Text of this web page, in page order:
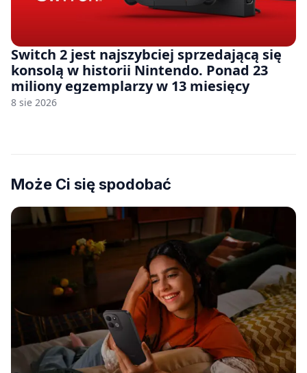
Switch 2 jest najszybciej sprzedającą się
konsolą w historii Nintendo. Ponad 23
miliony egzemplarzy w 13 miesięcy
8 sie 2026
Może Ci się spodobać